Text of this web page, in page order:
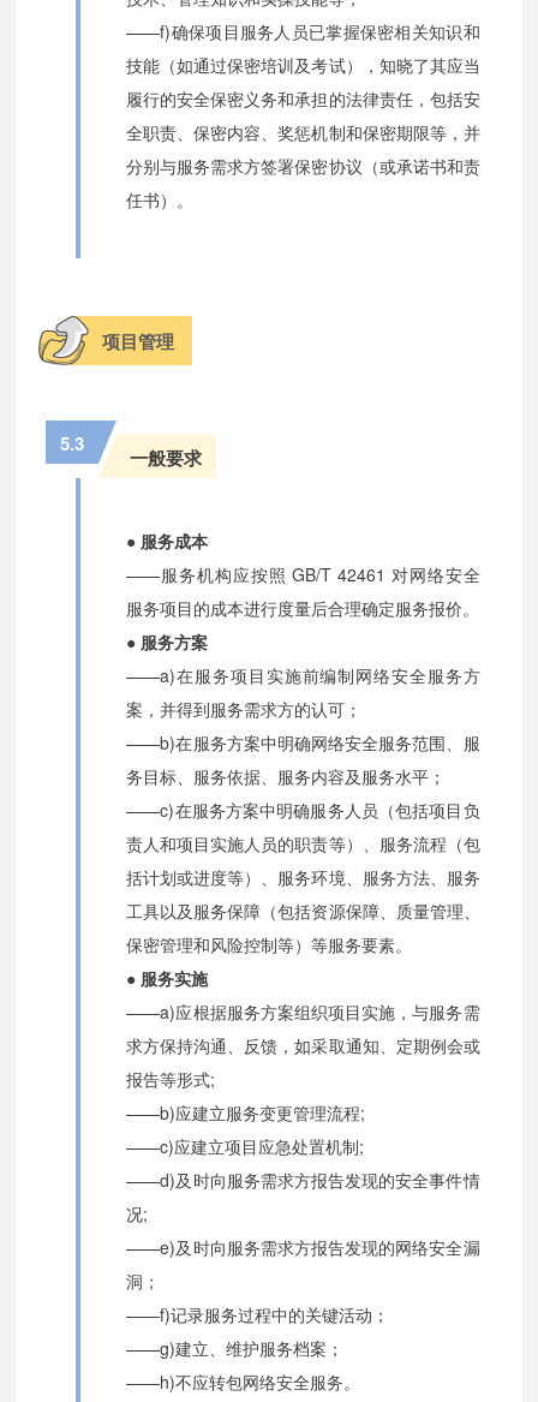
——f)确保项目服务人员已掌握保密相关知识和
技能（如通过保密培训及考试），知晓了其应当
履行的安全保密义务和承担的法律责任，包括安
全职责、保密内容、奖惩机制和保密期限等，并
分别与服务需求方签署保密协议（或承诺书和责
任书）。
项目管理
5.3
一般要求
● 服务成本
——服务机构应按照 GB/T 42461 对网络安全
服务项目的成本进行度量后合理确定服务报价。
● 服务方案
——a)在服务项目实施前编制网络安全服务方
案，并得到服务需求方的认可；
——b)在服务方案中明确网络安全服务范围、服
务目标、服务依据、服务内容及服务水平；
——c)在服务方案中明确服务人员（包括项目负
责人和项目实施人员的职责等）、服务流程（包
括计划或进度等）、服务环境、服务方法、服务
工具以及服务保障（包括资源保障、质量管理、
保密管理和风险控制等）等服务要素。
● 服务实施
——a)应根据服务方案组织项目实施，与服务需
求方保持沟通、反馈，如采取通知、定期例会或
报告等形式;
——b)应建立服务变更管理流程;
——c)应建立项目应急处置机制;
——d)及时向服务需求方报告发现的安全事件情
况;
——e)及时向服务需求方报告发现的网络安全漏
洞；
——f)记录服务过程中的关键活动；
——g)建立、维护服务档案；
——h)不应转包网络安全服务。